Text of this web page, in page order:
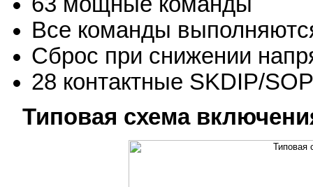
Все команды
Сброс при снижении
28 контактные SKDIP/
Типовая схема